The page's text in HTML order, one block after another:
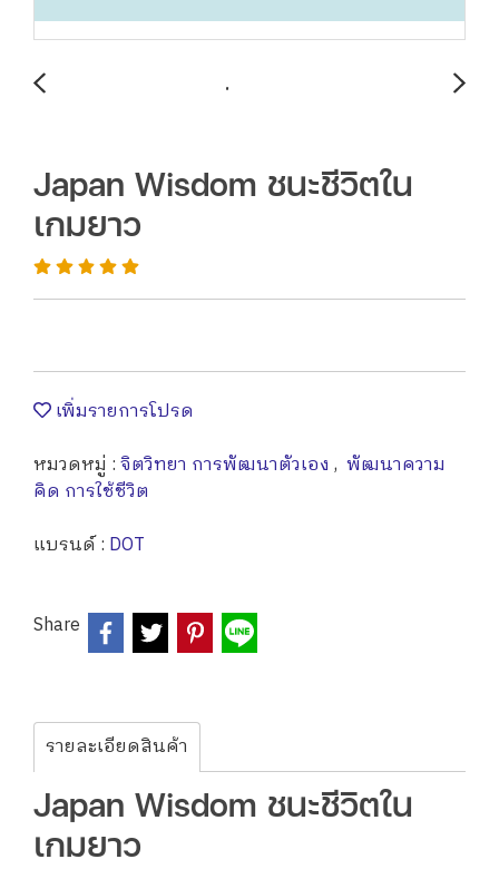
Japan Wisdom ชนะชีวิตใน
เกมยาว
เพิ่มรายการโปรด
หมวดหมู่ :จิตวิทยา การพัฒนาตัวเอง , พัฒนาความ
คิด การใช้ชีวิต
แบรนด์ : DOT
Share
รายละเอียดสินค้า
Japan Wisdom ชนะชีวิตใน
เกมยาว